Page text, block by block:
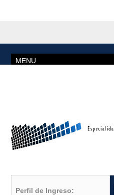
Perfil de Ingreso: